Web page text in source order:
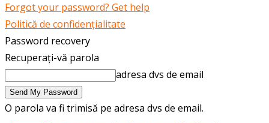
Forgot your password? Get help
Politică de confidențialitate
Password recovery
Recuperați-vă parola
adresa dvs de email
O parola va fi trimisă pe adresa dvs de email.